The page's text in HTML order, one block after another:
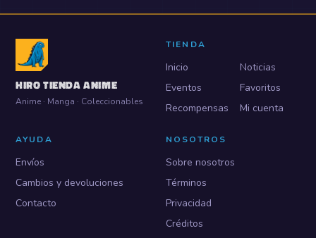
HIRO TIENDA ANIME
Anime · Manga · Coleccionables
TIENDA
Inicio
Noticias
Eventos
Favoritos
Recompensas
Mi cuenta
AYUDA
Envíos
Cambios y devoluciones
Contacto
NOSOTROS
Sobre nosotros
Términos
Privacidad
Créditos